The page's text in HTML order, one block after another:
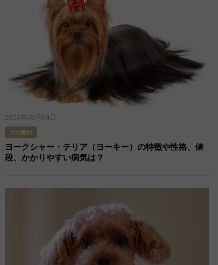
2026年08月04日
犬の種別
ヨークシャー・テリア（ヨーキー）の特徴や性格、値
段、かかりやすい病気は？